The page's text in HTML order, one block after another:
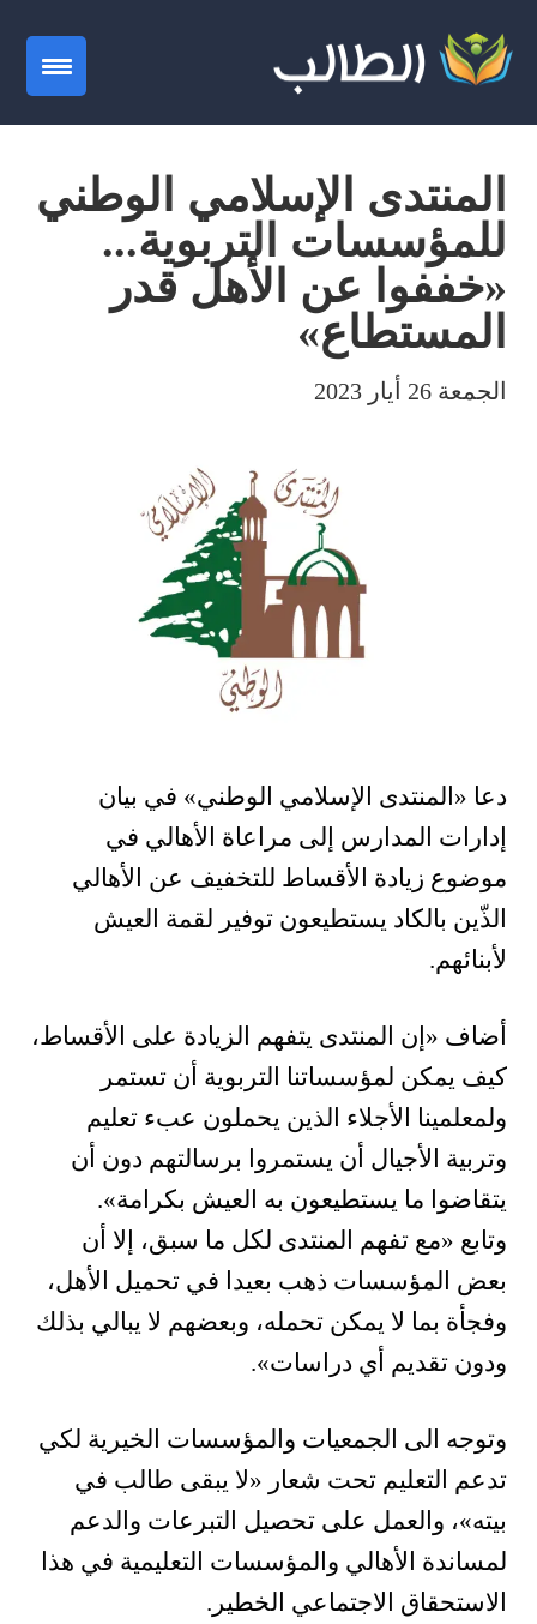
المنتدى الإسلامي الوطني
للمؤسسات التربوية...
«خففوا عن الأهل قدر
المستطاع»
الجمعة 26 أيار 2023
دعا «المنتدى الإسلامي الوطني» في بيان
إدارات المدارس إلى مراعاة الأهالي في
موضوع زيادة الأقساط للتخفيف عن الأهالي
الذّين بالكاد يستطيعون توفير لقمة العيش
لأبنائهم.
أضاف « إن المنتدى يتفهم الزيادة على الأقساط،
كيف يمكن لمؤسساتنا التربوية أن تستمر
ولمعلمينا الأجلاء الذين يحملون عبء تعليم
وتربية الأجيال أن يستمروا برسالتهم دون أن
يتقاضوا ما يستطيعون به العيش بكرامة».
وتابع «مع تفهم المنتدى لكل ما سبق، إلا أن
بعض المؤسسات ذهب بعيدا في تحميل الأهل،
وفجأة بما لا يمكن تحمله، وبعضهم لا يبالي بذلك
ودون تقديم أي دراسات»
.
وتوجه الى الجمعيات والمؤسسات الخيرية لكي
تدعم التعليم تحت شعار «لا يبقى طالب في
بيته»، والعمل على تحصيل التبرعات والدعم
لمساندة الأهالي والمؤسسات التعليمية في هذا
الاستحقاق الاجتماعي الخطير.